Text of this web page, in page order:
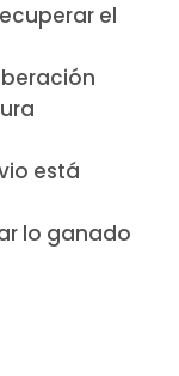
el
está
lo ganado